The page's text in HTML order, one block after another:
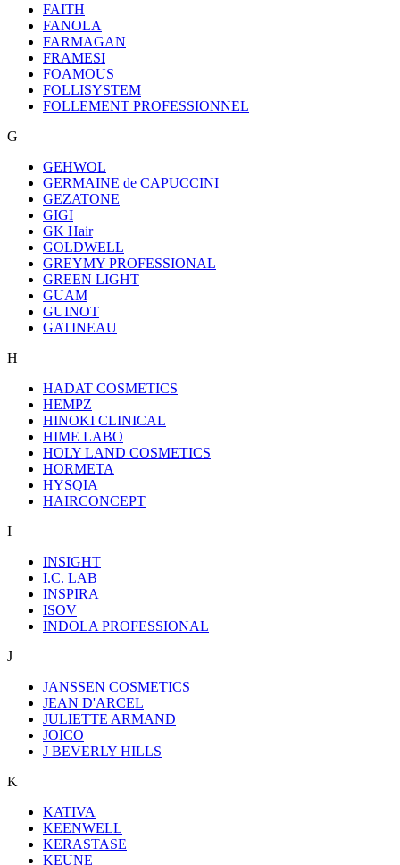
FAITH
FANOLA
FARMAGAN
FRAMESI
FOAMOUS
FOLLISYSTEM
FOLLEMENT PROFESSIONNEL
G
GEHWOL
GERMAINE de CAPUCCINI
GEZATONE
GIGI
GK Hair
GOLDWELL
GREYMY PROFESSIONAL
GREEN LIGHT
GUAM
GUINOT
GATINEAU
H
HADAT COSMETICS
HEMPZ
HINOKI CLINICAL
HIME LABO
HOLY LAND COSMETICS
HORMETA
HYSQIA
HAIRCONCEPT
I
INSIGHT
I.C. LAB
INSPIRA
ISOV
INDOLA PROFESSIONAL
J
JANSSEN COSMETICS
JEAN D'ARCEL
JULIETTE ARMAND
JOICO
J BEVERLY HILLS
K
KATIVA
KEENWELL
KERASTASE
KEUNE